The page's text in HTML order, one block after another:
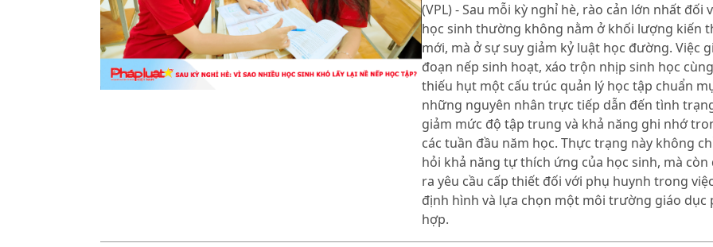
(VPL) - Sau mỗi kỳ nghỉ hè, rào cản lớn nhất đối
học sinh thường không nằm ở khối lượng kiến
mới, mà ở sự suy giảm kỷ luật học đường. Việc
đoạn nếp sinh hoạt, xáo trộn nhịp sinh học
thiếu hụt một cấu trúc quản lý học tập chuẩn
những nguyên nhân trực tiếp dẫn đến tình
giảm mức độ tập trung và khả năng ghi nhớ
các tuần đầu năm học. Thực trạng này không
hỏi khả năng tự thích ứng của học sinh, mà còn
ra yêu cầu cấp thiết đối với phụ huynh trong việc
định hình và lựa chọn một môi trường giáo dục
hợp.